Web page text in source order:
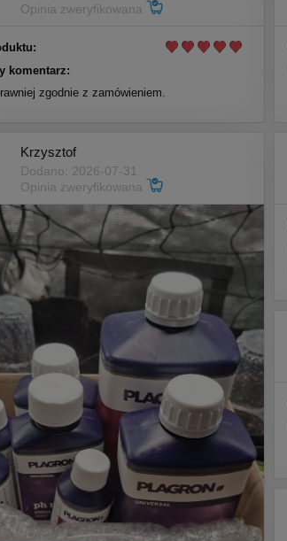
Opinia zweryfikowana
komentarz:
zgodnie z zamówieniem.
Krzysztof
Dodano: 2026-07-31
Opinia zweryfikowana